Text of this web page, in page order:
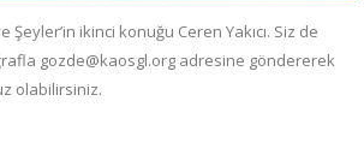
ikinci konuğu Ceren Yakıcı. Siz de
gozde@kaosgl.org adresine göndererek
olabilirsiniz.